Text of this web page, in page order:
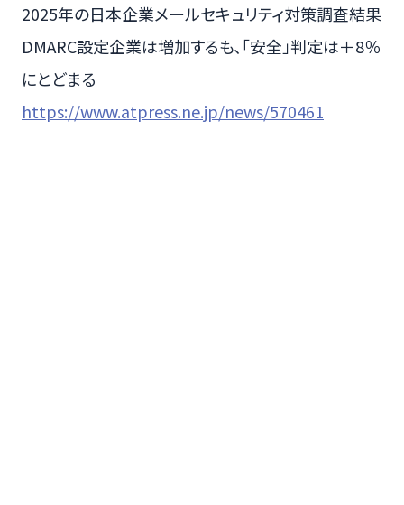
2025年の日本企業メールセキュリティ対策調査結果
DMARC設定企業は増加するも、「安全」判定は＋8％
にとどまる
https://www.atpress.ne.jp/news/570461